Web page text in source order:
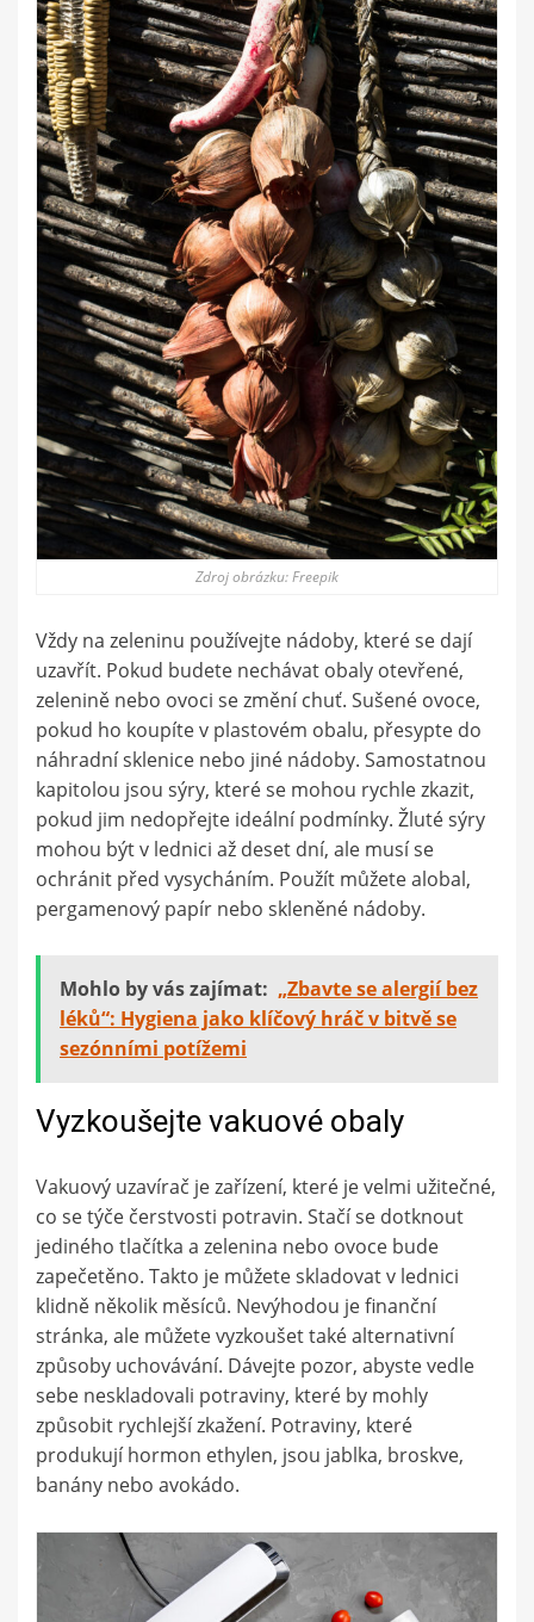
Zdroj obrázku: Freepik
Vždy na zeleninu používejte nádoby, které se dají
uzavřít. Pokud budete nechávat obaly otevřené,
zelenině nebo ovoci se změní chuť. Sušené ovoce,
pokud ho koupíte v plastovém obalu, přesypte do
náhradní sklenice nebo jiné nádoby. Samostatnou
kapitolou jsou sýry, které se mohou rychle zkazit,
pokud jim nedopřejte ideální podmínky. Žluté sýry
mohou být v lednici až deset dní, ale musí se
ochránit před vysycháním. Použít můžete alobal,
pergamenový papír nebo skleněné nádoby.
Mohlo by vás zajímat: „Zbavte se alergií bez
léků“: Hygiena jako klíčový hráč v bitvě se
sezónními potížemi
Vyzkoušejte vakuové obaly
Vakuový uzavírač je zařízení, které je velmi užitečné,
co se týče čerstvosti potravin. Stačí se dotknout
jediného tlačítka a zelenina nebo ovoce bude
zapečetěno. Takto je můžete skladovat v lednici
klidně několik měsíců. Nevýhodou je finanční
stránka, ale můžete vyzkoušet také alternativní
způsoby uchovávání. Dávejte pozor, abyste vedle
sebe neskladovali potraviny, které by mohly
způsobit rychlejší zkažení. Potraviny, které
produkují hormon ethylen, jsou jablka, broskve,
banány nebo avokádo.